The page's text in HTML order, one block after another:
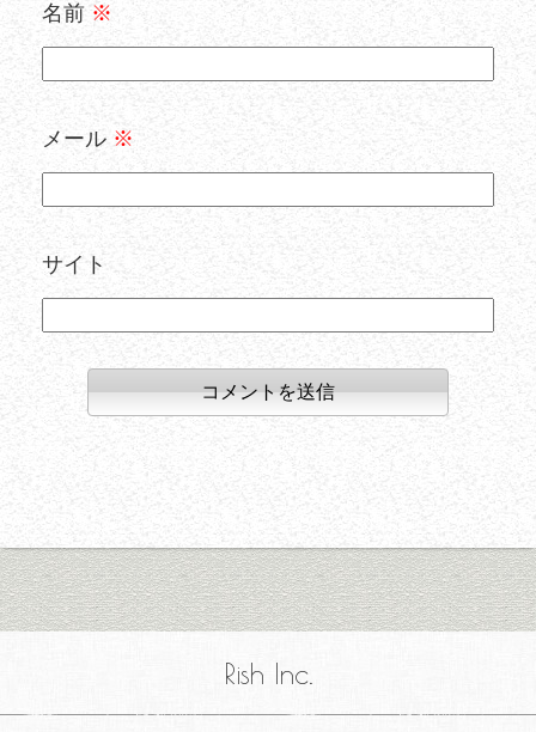
名前 ※
メール ※
サイト
Rish Inc.